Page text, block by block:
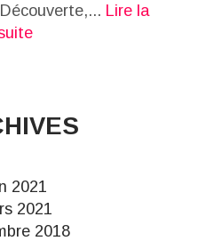
Lire la
2021
2021
2018